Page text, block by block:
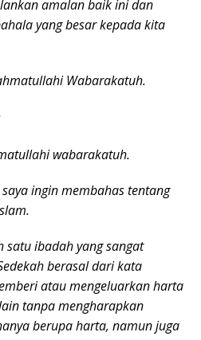
amalan baik ini dan
yang besar kepada kita
Wabarakatuh.
wabarakatuh.
ingin membahas tentang
satu ibadah yang sangat
berasal dari kata
atau mengeluarkan harta
tanpa mengharapkan
berupa harta, namun juga